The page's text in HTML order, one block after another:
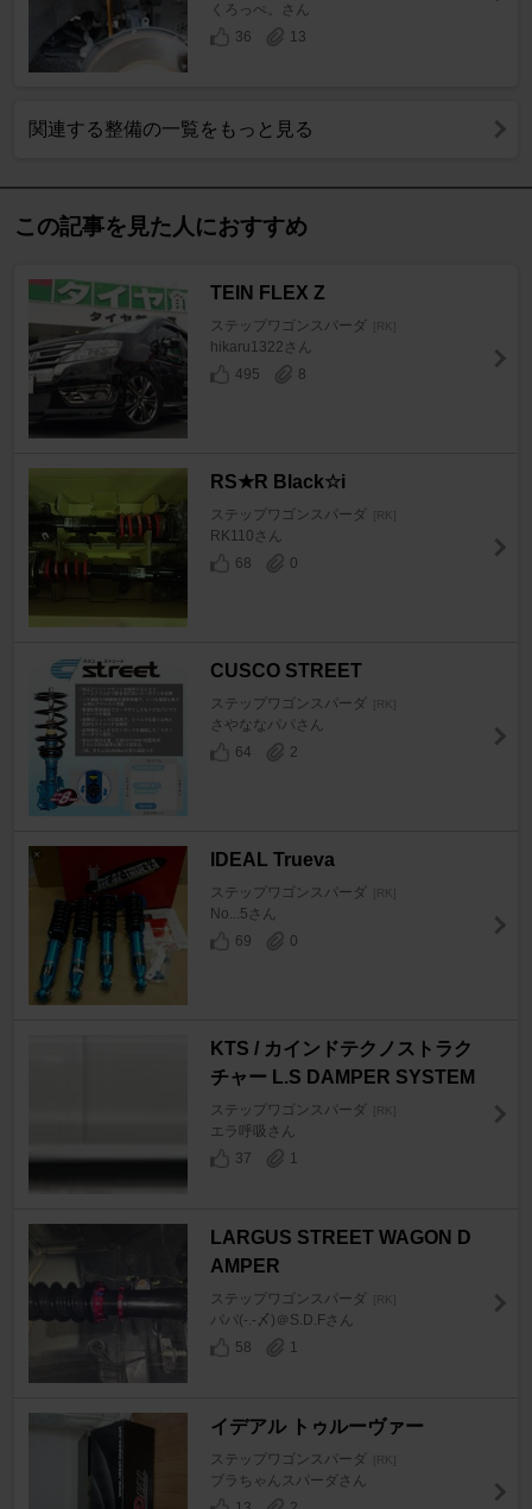
くろっぺ。さん
36
13
関連する整備の一覧をもっと見る
この記事を見た人におすすめ
TEIN FLEX Z
ステップワゴンスパーダ [RK]
hikaru1322さん
495
8
RS★R Black☆i
ステップワゴンスパーダ [RK]
RK110さん
68
0
CUSCO STREET
ステップワゴンスパーダ [RK]
さやななパパさん
64
2
IDEAL Trueva
ステップワゴンスパーダ [RK]
No...5さん
69
0
KTS / カインドテクノストラク
チャー L.S DAMPER SYSTEM
ステップワゴンスパーダ [RK]
エラ呼吸さん
37
1
LARGUS STREET WAGON D
AMPER
ステップワゴンスパーダ [RK]
パパ(-.-〆)＠S.D.Fさん
58
1
イデアル トゥルーヴァー
ステップワゴンスパーダ [RK]
ブラちゃんスパーダさん